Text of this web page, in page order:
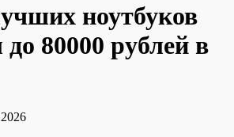
ноутбуков
80000 рублей в